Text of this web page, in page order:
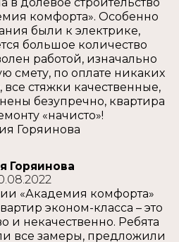
комфорта». Особенно
были к электрике,
большое количество
работой, изначально
смету, по оплате никаких
стяжки качественные,
безупречно, квартира
«начисто»!
Горяинова
«Академия комфорта»
эконом-класса – это
и некачественно. Ребята
все замеры, предложили